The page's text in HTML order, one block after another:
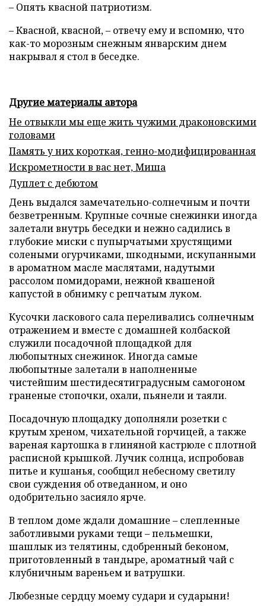
– Опять квасной патриотизм.
– Квасной, квасной, – отвечу ему и вспомню, что
как-то морозным снежным январским днем
накрывал я стол в беседке.
Другие материалы автора
Не отвыкли мы еще жить чужими драконовскими
головами
Память у них короткая, генно-модифицированная
Искрометности в вас нет, Миша
Дуплет с дебютом
День выдался замечательно-солнечным и почти
безветренным. Крупные сочные снежинки иногда
залетали внутрь беседки и нежно садились в
глубокие миски с пупырчатыми хрустящими
солеными огурчиками, шкодными, искупанными
в ароматном масле маслятами, надутыми
рассолом помидорами, нежной квашеной
капустой в обнимку с репчатым луком.
Кусочки ласкового сала переливались солнечным
отражением и вместе с домашней колбаской
служили посадочной площадкой для
любопытных снежинок. Иногда самые
любопытные залетали в наполненные
чистейшим шестидесятиградусным самогоном
граненые стопочки, охали, пьянели и таяли.
Посадочную площадку дополняли розетки с
крутым хреном, чихательной горчицей, а также
вареная картошка в глиняной кастрюле с плотной
расписной крышкой. Лучик солнца, испробовав
питье и кушанья, сообщил небесному светилу
свои суждения об отведанном, и оно
одобрительно засияло ярче.
В теплом доме ждали домашние – слепленные
заботливыми руками тещи – пельмешки,
шашлык из телятины, сдобренный беконом,
приготовленный в тандыре, ароматный чай с
клубничным вареньем и ватрушки.
Любезные сердцу моему судари и сударыни!